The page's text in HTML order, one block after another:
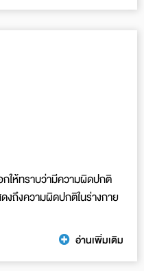
ห้ทราบว่ามีความผิดปกติ
งถึงความผิดปกติในร่างกาย
อ่านเพิ่มเติม